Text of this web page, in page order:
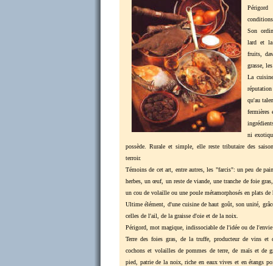
Son
lard et
fruits,
grasse,
La
qu'au
fermières
ni
possède. Rurale et simple, elle reste tributaire des
terroir.
Témoins de cet art, entre autres, les "farcis": un peu de
herbes, un œuf, un reste de viande, une tranche de foie
un cou de volaille ou une poule métamorphosés en plats de
Ultime élément, d'une cuisine de haut goût, son unité,
celles de l'ail, de la graisse d'oie et de la noix.
Périgord, mot magique, indissociable de l'idée ou de
Terre des foies gras, de la truffe, producteur de vins et
cochons et volailles de pommes de terre, de maïs et de
pied, patrie de la noix, riche en eaux vives et en étangs